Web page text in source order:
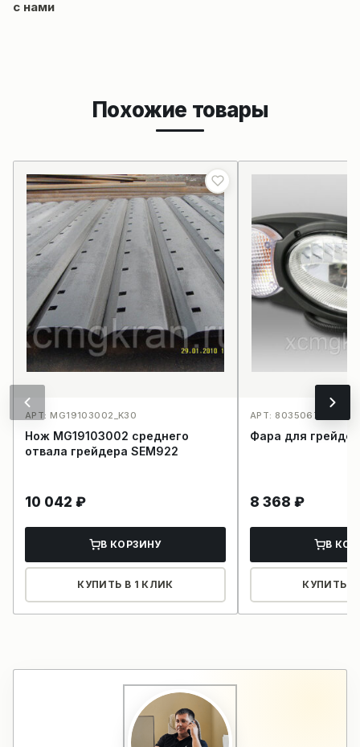
с нами
Похожие товары
АРТ: MG19103002_K30
Нож MG19103002 среднего
отвала грейдера SEM922
10 042 ₽
В КОРЗИНУ
КУПИТЬ В 1 КЛИК
АРТ: 803506776_1853
Фара для
8 368 ₽
В
КУПИТЬ В